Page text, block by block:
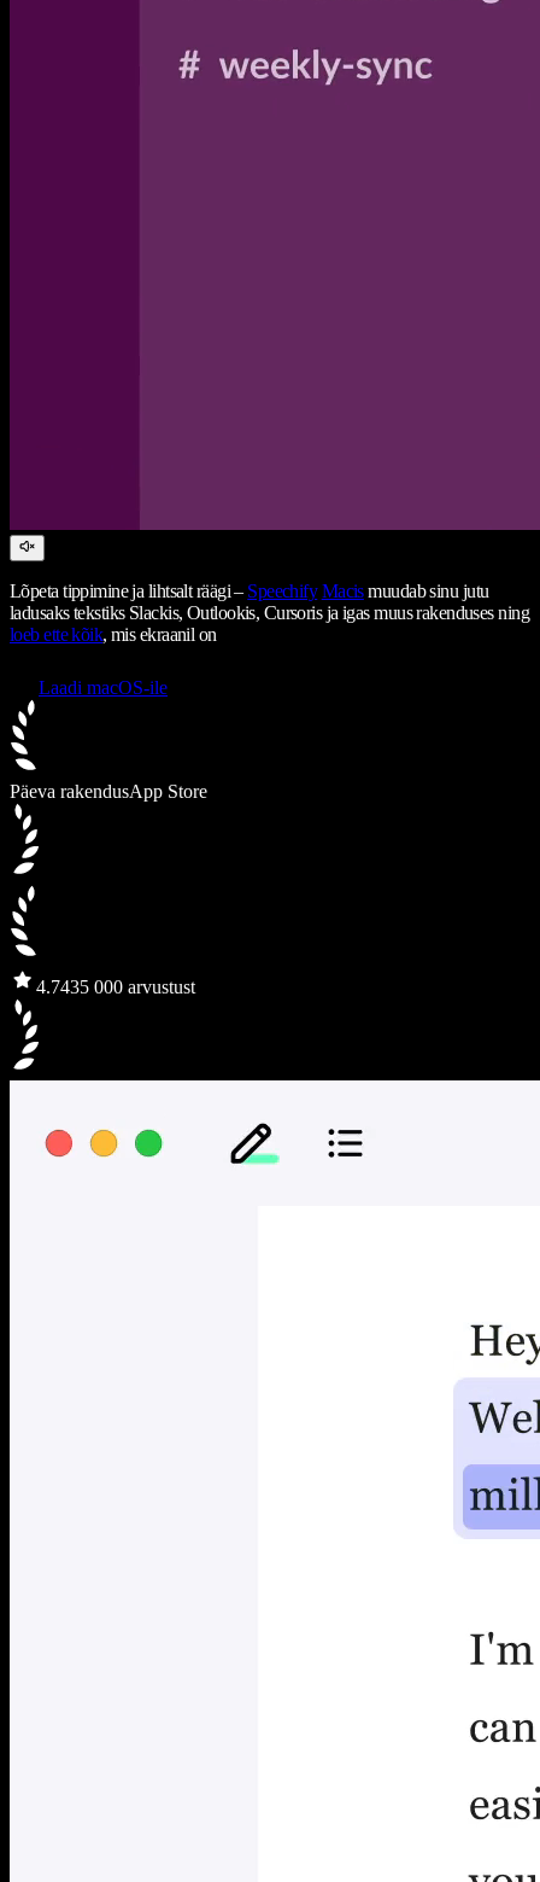
Lõpeta tippimine ja lihtsalt räägi – Speechify Macismuudab sinu jutu
ladusaks tekstiks Slackis, Outlookis, Cursoris ja igas muus rakenduses ning
loeb ette kõik, mis ekraanil on
Laadi macOS-ile
Päeva rakendusApp Store
4.7435 000 arvustust